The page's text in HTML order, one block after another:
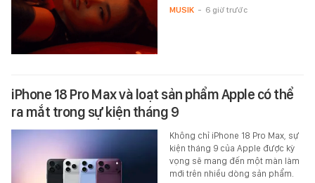
MUSIK - 6 giờ trước
iPhone 18 Pro Max và loạt sản phẩm Apple có thể
ra mắt trong sự kiện tháng 9
Không chỉ iPhone 18 Pro Max, sự
kiện tháng 9 của Apple được kỳ
vọng sẽ mang đến một màn làm
mới trên nhiều dòng sản phẩm.